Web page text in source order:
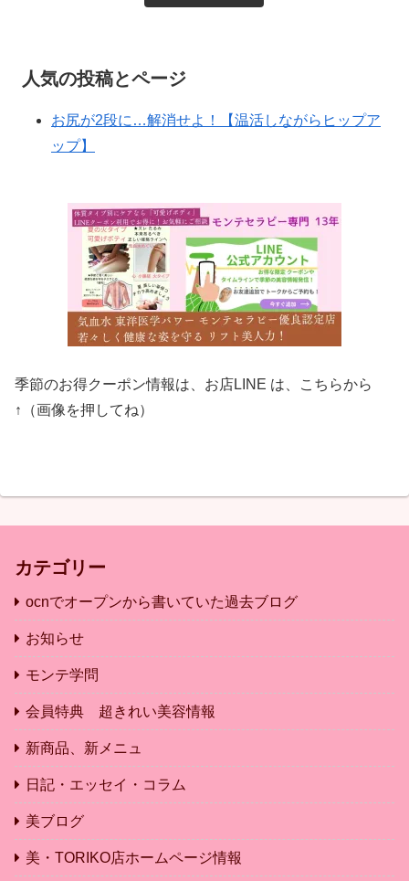
人気の投稿とページ
お尻が2段に…解消せよ！【温活しながらヒップア
ップ】
季節のお得クーポン情報は、お店LINE は、こちらから
↑（画像を押してね）
カテゴリー
ocnでオープンから書いていた過去ブログ
お知らせ
モンテ学問
会員特典 超きれい美容情報
新商品、新メニュ
日記・エッセイ・コラム
美ブログ
美・TORIKO店ホームページ情報